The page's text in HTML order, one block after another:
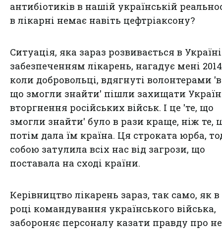
антибіотиків в нашій українській
в лікарні немає навіть цефтріаксону?
Ситуація, яка зараз розвивається в
забезпеченням лікарень, нагадує мені
коли добровольці, вдягнуті волонтерами 'в
що змогли знайти' пішли захищати
вторгнення російських військ. І це 'те, що
змогли знайти' було в рази краще, ніж те,
потім дала їм країна. Ця строката юрба,
собою затулила всіх нас від загрози, що
поставала на сході країни.
Керівництво лікарень зараз, так само, як в
році командування українського війська,
забороняє персоналу казати правду про